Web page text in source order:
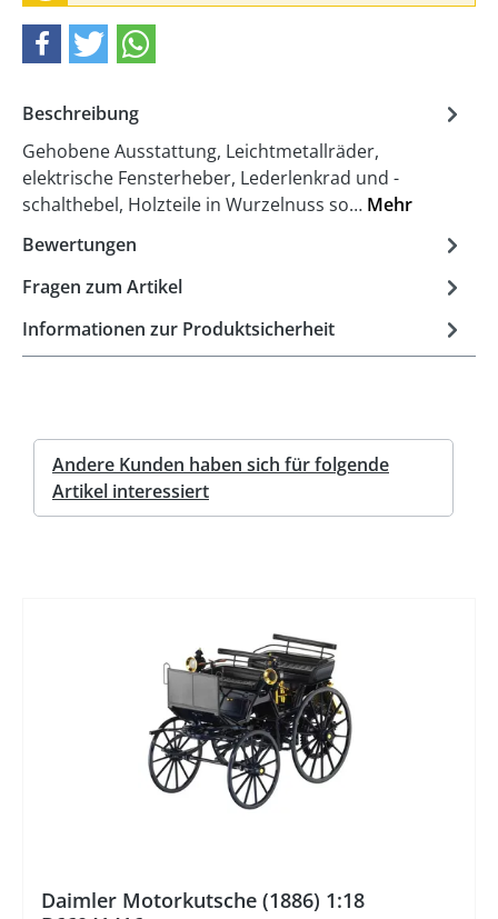
Beschreibung
Gehobene Ausstattung, Leichtmetallräder,
elektrische Fensterheber, Lederlenkrad und -
schalthebel, Holzteile in Wurzelnuss so… Mehr
Bewertungen
Fragen zum Artikel
Informationen zur Produktsicherheit
Andere Kunden haben sich für folgende
Artikel interessiert
Daimler Motorkutsche (1886) 1:18